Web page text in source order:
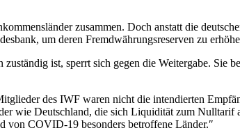
zusammen. Doch anstatt die
um deren Fremdwährungsreserven zu
ist, sperrt sich gegen die Weitergabe.
des IWF waren nicht die intendierten
wie Deutschland, die sich Liquidität zum
von COVID-19 besonders betroffene Länder.″